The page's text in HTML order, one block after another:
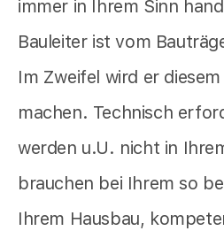
immer in Ihrem Sinn
Bauleiter ist vom
Im Zweifel wird er
machen. Technisch
werden u.U. nicht in
brauchen bei Ihrem so
Ihrem Hausbau,